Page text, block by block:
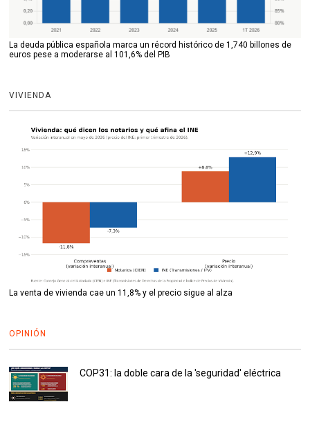
La deuda pública española marca un récord histórico de 1,740 billones de
euros pese a moderarse al 101,6% del PIB
VIVIENDA
La venta de vivienda cae un 11,8% y el precio sigue al alza
OPINIÓN
COP31: la doble cara de la 'seguridad' eléctrica